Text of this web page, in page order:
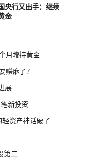
央行又出手：继续
金
月增持黄金
赚麻了？
展
新投资
轻资产神话破了
第二